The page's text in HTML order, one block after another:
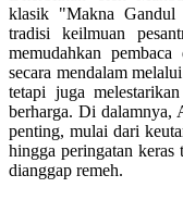
klasik "Makna Gandul
tradisi keilmuan
memudahkan
secara mendalam
tetapi juga
berharga. Di dalamnya,
penting, mulai dari
hingga peringatan keras
dianggap remeh.